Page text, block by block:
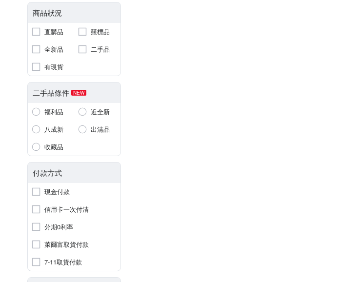
商品狀況
直購品
競標品
全新品
二手品
有現貨
二手品條件 NEW
福利品
近全新
八成新
出清品
收藏品
付款方式
現金付款
信用卡一次付清
分期0利率
萊爾富取貨付款
7-11取貨付款